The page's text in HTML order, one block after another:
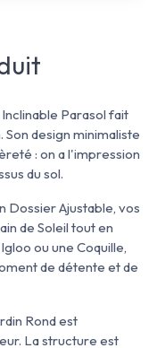
Parasol fait
Son design minimaliste
: on a l'impression
du sol.
Dossier Ajustable, vos
de Soleil tout en
ou une Coquille,
de détente et de
Rond est
La structure est